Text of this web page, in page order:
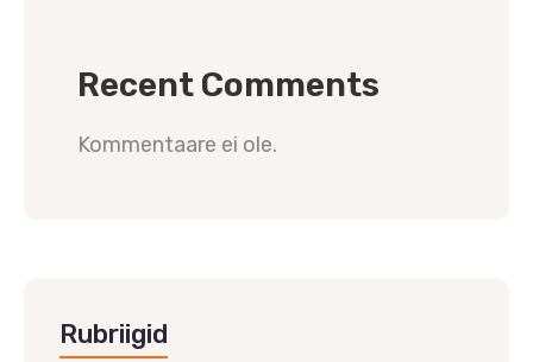
Recent Comments
Kommentaare ei ole.
Rubriigid